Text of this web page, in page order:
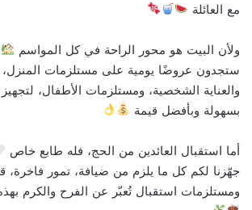
مع العائلة
ولأن البيت هو محور الراحة في كل المواسم
ستجدون عروضًا يومية على مستلزمات المنزل،
والعناية الشخصية، ومستلزمات الأطفال،
بسهولة وبأفضل قيمة
أما استقبال العائدين من الحج، فله طابع خاص
جهّزنا لكم كل ما يلزم من ضيافة، تمور فاخرة،
ومستلزمات استقبال تُعبّر عن الفرح والكرم بهذه